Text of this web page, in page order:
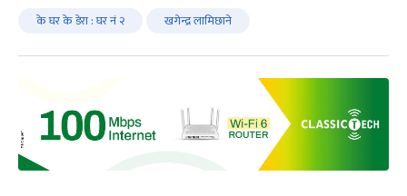
के घर के डेरा : घर नं २ खगेन्द्र लामिछाने